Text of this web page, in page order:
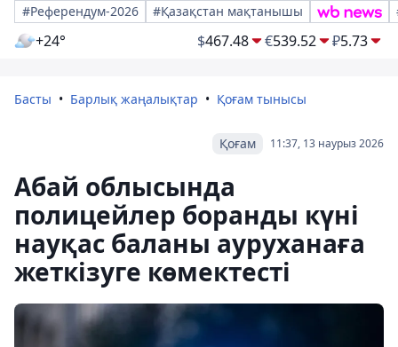
#Референдум-2026
#Қазақстан мақтанышы
+24° $467.48 €539.52 ₽5.73
Басты Барлық жаңалықтар Қоғам тынысы
11:37, 13 наурыз 2026
Қоғам
Абай облысында
полицейлер боранды күні
науқас баланы ауруханаға
жеткізуге көмектесті